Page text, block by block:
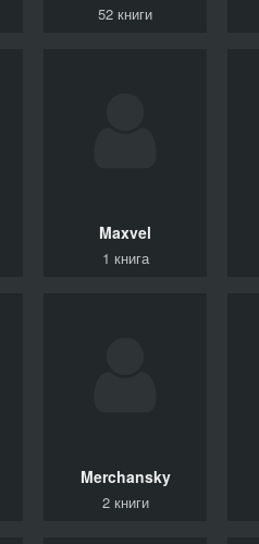
52 книги
Maxvel
1 книга
Merchansky
2 книги